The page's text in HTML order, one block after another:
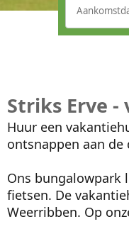
Striks Erve
Huur een
ontsnappen aan
Ons bungalowpark
fietsen. De
Weerribben. Op